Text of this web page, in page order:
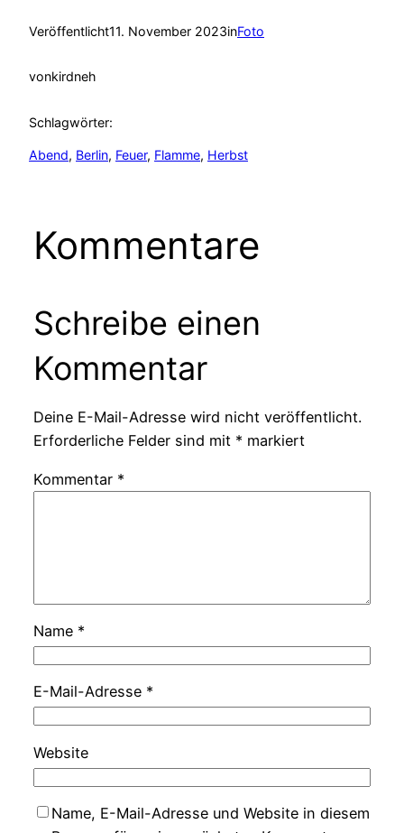
Veröffentlicht11. November 2023inFoto
vonkirdneh
Schlagwörter:
Abend, Berlin, Feuer, Flamme, Herbst
Kommentare
Schreibe einen
Kommentar
Deine E-Mail-Adresse wird nicht veröffentlicht.
Erforderliche Felder sind mit * markiert
Kommentar *
Name *
E-Mail-Adresse *
Website
Name, E-Mail-Adresse und Website in diesem